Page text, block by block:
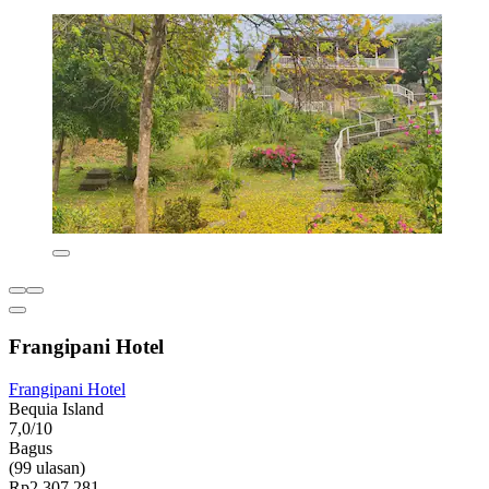
Frangipani Hotel
Frangipani Hotel
Bequia Island
7,0/10
Bagus
(99 ulasan)